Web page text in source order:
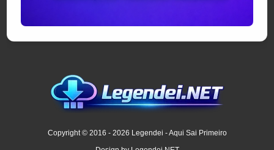
Copyright © 2016 - 2026 Legendei - Aqui Sai Primeiro